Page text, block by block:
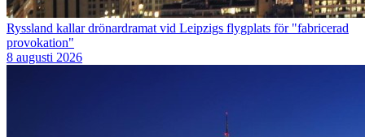
Ryssland kallar drönardramat vid Leipzigs flygplats för "fabricerad
provokation"
8 augusti 2026